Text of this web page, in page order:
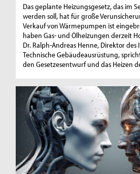
Das geplante Heizungsgesetz, das im
werden soll, hat für große
Verkauf von Wärmepumpen ist
haben Gas- und Ölheizungen derzeit
Dr. Ralph-Andreas Henne, Direktor
Technische Gebäudeausrüstung,
den Gesetzesentwurf und das Heizen